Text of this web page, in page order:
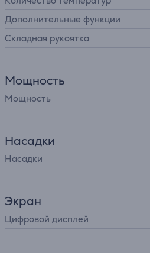
Дополнительные функции
Cкладная рукоятка
Мощность
Мощность
Насадки
Насадки
Экран
Цифровой дисплей